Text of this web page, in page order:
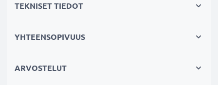
Parempi kuvanlaatu väreistä tai
✔ Terävämpiä ja kirkkaampia kuvia: korjaa UV-valon
TEKNISET TIEDOT
YHTEENSOPIVUUS
ARVOSTELUT